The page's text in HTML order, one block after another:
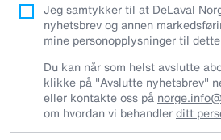
Jeg samtykker til at DeLaval
nyhetsbrev og annen
mine personopplysninger til
Du kan når som helst avslutte
klikke på "Avslutte nyhetsbrev"
eller kontakte oss på
om hvordan vi behandlerditt